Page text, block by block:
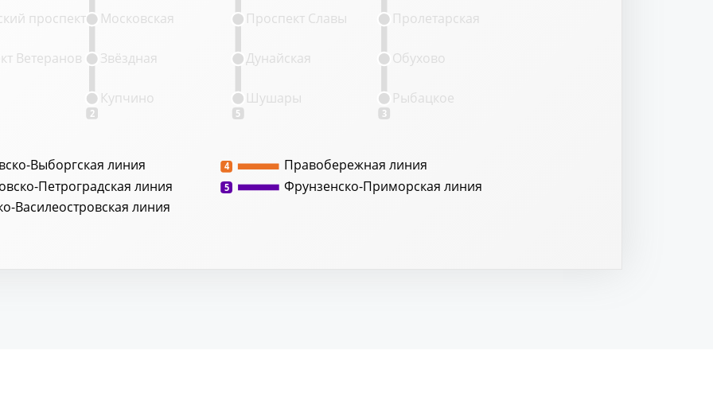
Выборгская линия
Петроградская линия
Василеостровская линия
Правобережная линия
4
Фрунзенско-Приморская линия
5
2 5 3
Ветеранов
проспект
Купчино
Звёздная
Московская
Рыбацкое
Обухово
Пролетарская
Проспект Славы
Дунайская
Шушары